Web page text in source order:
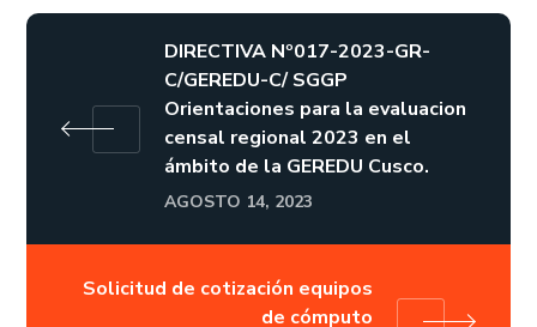
DIRECTIVA Nº017-2023-GR-
C/GEREDU-C/ SGGP
Orientaciones para la evaluacion
censal regional 2023 en el
ámbito de la GEREDU Cusco.
AGOSTO 14, 2023
Solicitud de cotización equipos
de cómputo